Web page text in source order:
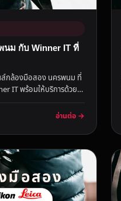
นม กับ Winner IT ที่
ส์กล้องมือสอง นครพนม ที่
IT พร้อมให้บริการด้วย
อ่านต่อ →